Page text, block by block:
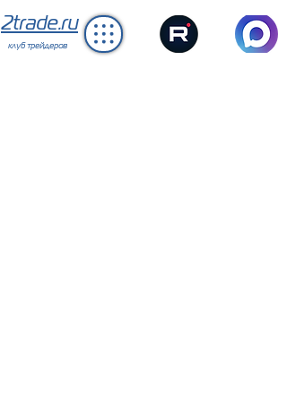
2trade.ru
клуб трейдеров